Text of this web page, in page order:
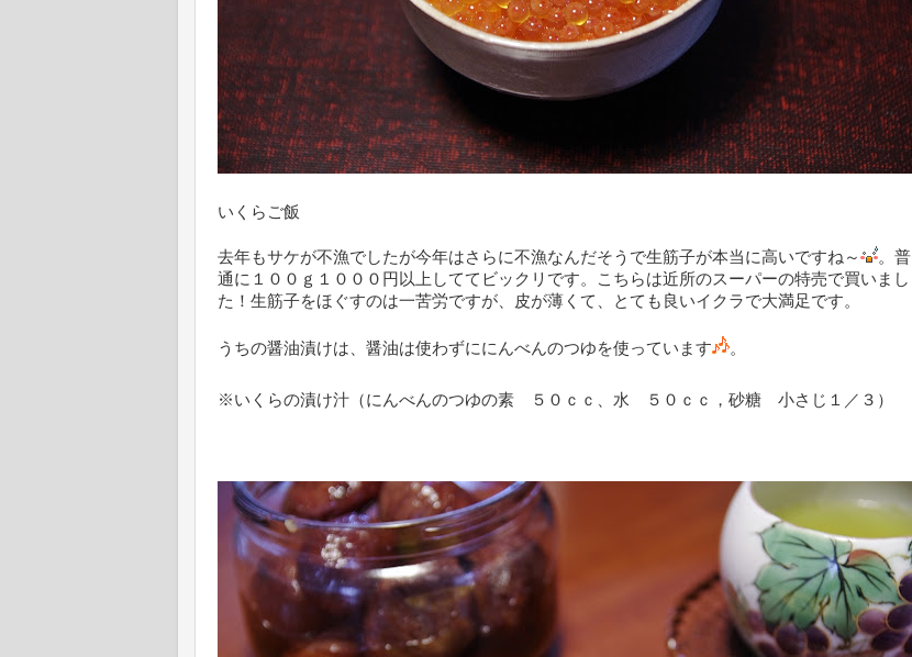
いくらご飯
去年もサケが不漁でしたが今年はさらに不漁なんだそうで生筋子が本当に高いですね～
。普
通に１００ｇ１０００円以上しててビックリです。こちらは近所のスーパーの特売で買いまし
た！生筋子をほぐすのは一苦労ですが、皮が薄くて、とても良いイクラで大満足です。
うちの醤油漬けは、醤油は使わずににんべんのつゆを使っています 。
※いくらの漬け汁（にんべんのつゆの素 ５０ｃｃ、水 ５０ｃｃ，砂糖 小さじ１／３）